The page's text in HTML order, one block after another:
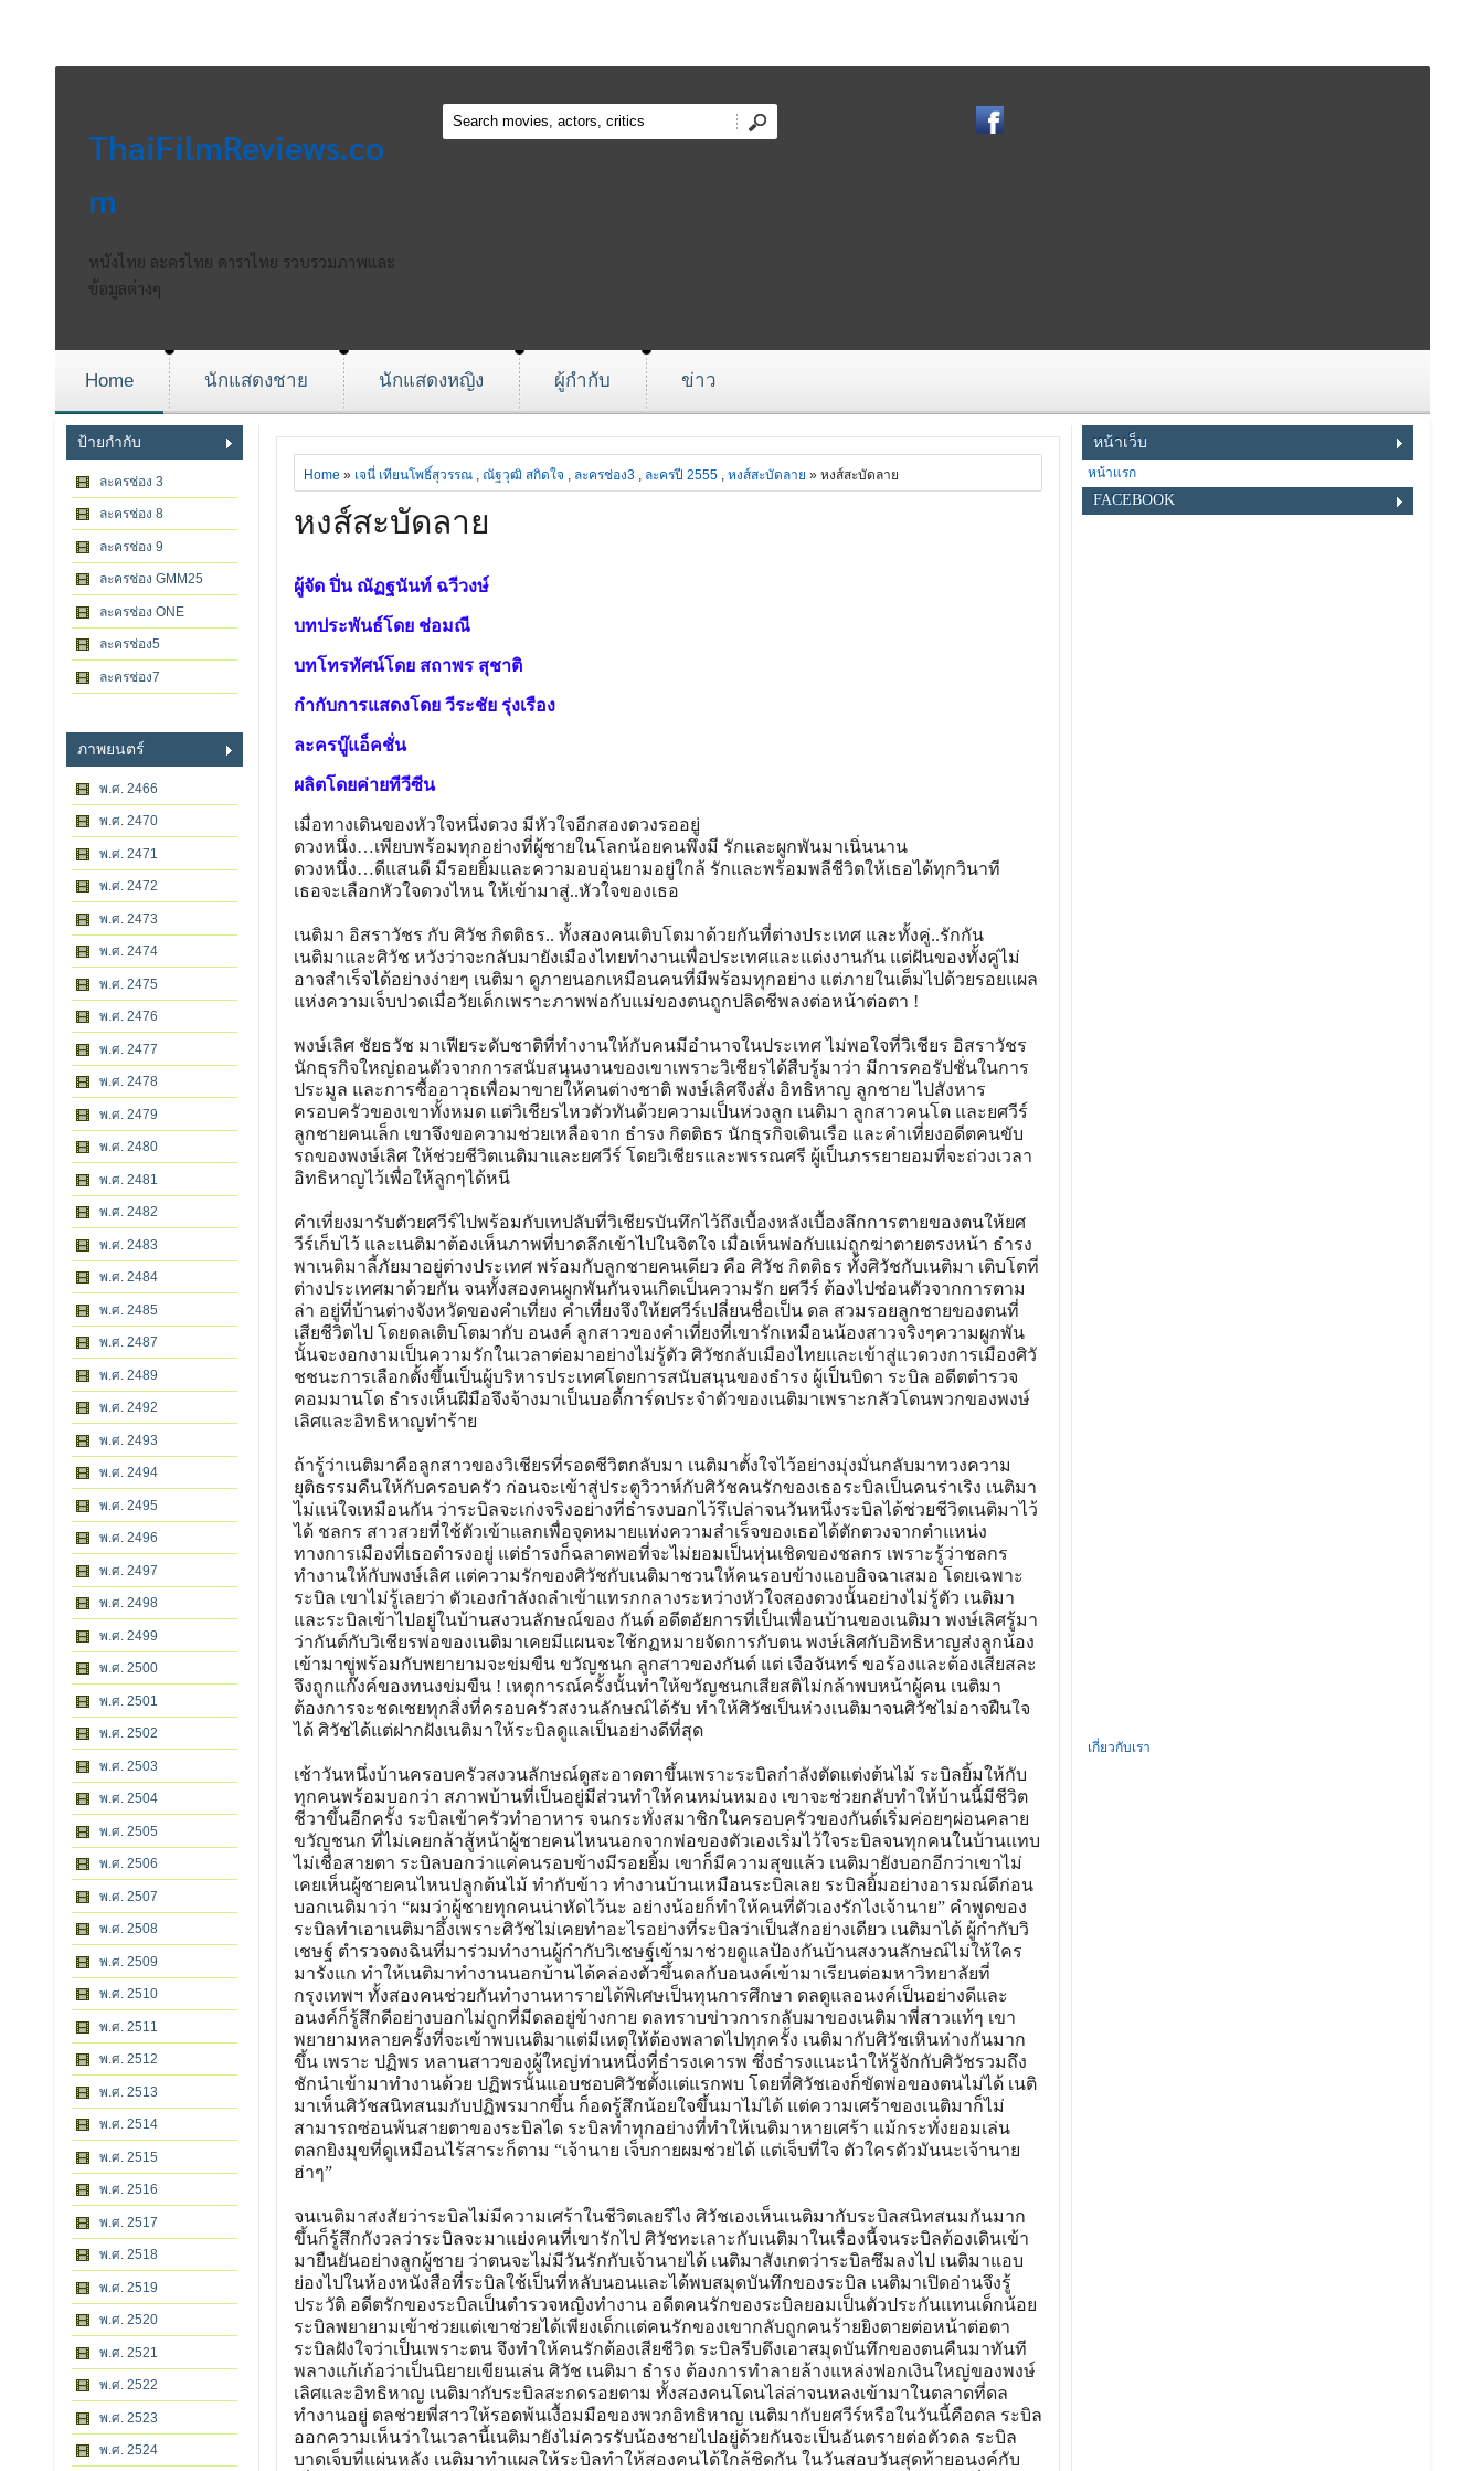
ThaiFilmReviews.co
m
หนังไทย ละครไทย ดาราไทย รวบรวมภาพและ
ข้อมูลต่างๆ
Home นักแสดงชาย นักแสดงหญิง ผู้กำกับ ข่าว
ป้ายกำกับ
ละครช่อง 3
ละครช่อง 8
ละครช่อง 9
ละครช่อง GMM25
ละครช่อง ONE
ละครช่อง5
ละครช่อง7
ภาพยนตร์
พ.ศ. 2466
พ.ศ. 2470
พ.ศ. 2471
พ.ศ. 2472
พ.ศ. 2473
พ.ศ. 2474
พ.ศ. 2475
พ.ศ. 2476
พ.ศ. 2477
พ.ศ. 2478
พ.ศ. 2479
พ.ศ. 2480
พ.ศ. 2481
พ.ศ. 2482
พ.ศ. 2483
พ.ศ. 2484
พ.ศ. 2485
พ.ศ. 2487
พ.ศ. 2489
พ.ศ. 2492
พ.ศ. 2493
พ.ศ. 2494
พ.ศ. 2495
พ.ศ. 2496
พ.ศ. 2497
พ.ศ. 2498
พ.ศ. 2499
พ.ศ. 2500
พ.ศ. 2501
พ.ศ. 2502
พ.ศ. 2503
พ.ศ. 2504
พ.ศ. 2505
พ.ศ. 2506
พ.ศ. 2507
พ.ศ. 2508
พ.ศ. 2509
พ.ศ. 2510
พ.ศ. 2511
พ.ศ. 2512
พ.ศ. 2513
พ.ศ. 2514
พ.ศ. 2515
พ.ศ. 2516
พ.ศ. 2517
พ.ศ. 2518
พ.ศ. 2519
พ.ศ. 2520
พ.ศ. 2521
พ.ศ. 2522
พ.ศ. 2523
พ.ศ. 2524
Home » เจนี่ เทียนโพธิ์สุวรรณ, ณัฐวุฒิ สกิดใจ , ละครช่อง3, ละครปี 2555, หงส์สะบัดลาย » หงส์สะบัดลาย
หงส์สะบัดลาย
ผู้จัด ปิ่น ณัฏฐนันท์ ฉวีวงษ์
บทประพันธ์โดย ช่อมณี
บทโทรทัศน์โดย สถาพร สุชาติ
กำกับการแสดงโดย วีระชัย รุ่งเรือง
ละครบู๊แอ็คชั่น
ผลิตโดยค่ายทีวีซีน
เมื่อทางเดินของหัวใจหนึ่งดวง มีหัวใจอีกสองดวงรออยู่
ดวงหนึ่ง…เพียบพร้อมทุกอย่างที่ผู้ชายในโลกน้อยคนพึงมี รักและผูกพันมาเนิ่นนาน
ดวงหนึ่ง…ดีแสนดี มีรอยยิ้มและความอบอุ่นยามอยู่ใกล้ รักและพร้อมพลีชีวิตให้เธอได้ทุกวินาที
เธอจะเลือกหัวใจดวงไหน ให้เข้ามาสู่..หัวใจของเธอ
เนติมา อิสราวัชร กับ ศิวัช กิตติธร.. ทั้งสองคนเติบโตมาด้วยกันที่ต่างประเทศ และทั้งคู่..รักกัน
เนติมาและศิวัช หวังว่าจะกลับมายังเมืองไทยทำงานเพื่อประเทศและแต่งงานกัน แต่ฝันของทั้งคู่ไม่
อาจสำเร็จได้อย่างง่ายๆ เนติมา ดูภายนอกเหมือนคนที่มีพร้อมทุกอย่าง แต่ภายในเต็มไปด้วยรอยแผล
แห่งความเจ็บปวดเมื่อวัยเด็กเพราะภาพพ่อกับแม่ของตนถูกปลิดชีพลงต่อหน้าต่อตา !
พงษ์เลิศ ชัยธวัช มาเฟียระดับชาติที่ทำงานให้กับคนมีอำนาจในประเทศ ไม่พอใจที่วิเชียร อิสราวัชร
นักธุรกิจใหญ่ถอนตัวจากการสนับสนุนงานของเขาเพราะวิเชียรได้สืบรู้มาว่า มีการคอรัปชั่นในการ
ประมูล และการซื้ออาวุธเพื่อมาขายให้คนต่างชาติ พงษ์เลิศจึงสั่ง อิทธิหาญ ลูกชาย ไปสังหาร
ครอบครัวของเขาทั้งหมด แต่วิเชียรไหวตัวทันด้วยความเป็นห่วงลูก เนติมา ลูกสาวคนโต และยศวีร์
ลูกชายคนเล็ก เขาจึงขอความช่วยเหลือจาก ธำรง กิตติธร นักธุรกิจเดินเรือ และคำเที่ยงอดีตคนขับ
รถของพงษ์เลิศ ให้ช่วยชีวิตเนติมาและยศวีร์ โดยวิเชียรและพรรณศรี ผู้เป็นภรรยายอมที่จะถ่วงเวลา
อิทธิหาญไว้เพื่อให้ลูกๆได้หนี
คำเที่ยงมารับตัวยศวีร์ไปพร้อมกับเทปลับที่วิเชียรบันทึกไว้ถึงเบื้องหลังเบื้องลึกการตายของตนให้ยศ
วีร์เก็บไว้ และเนติมาต้องเห็นภาพที่บาดลึกเข้าไปในจิตใจ เมื่อเห็นพ่อกับแม่ถูกฆ่าตายตรงหน้า ธำรง
พาเนติมาลี้ภัยมาอยู่ต่างประเทศ พร้อมกับลูกชายคนเดียว คือ ศิวัช กิตติธร ทั้งศิวัชกับเนติมา เติบโตที่
ต่างประเทศมาด้วยกัน จนทั้งสองคนผูกพันกันจนเกิดเป็นความรัก ยศวีร์ ต้องไปซ่อนตัวจากการตาม
ล่า อยู่ที่บ้านต่างจังหวัดของคำเที่ยง คำเที่ยงจึงให้ยศวีร์เปลี่ยนชื่อเป็น ดล สวมรอยลูกชายของตนที่
เสียชีวิตไป โดยดลเติบโตมากับ อนงค์ ลูกสาวของคำเที่ยงที่เขารักเหมือนน้องสาวจริงๆความผูกพัน
นั้นจะงอกงามเป็นความรักในเวลาต่อมาอย่างไม่รู้ตัว ศิวัชกลับเมืองไทยและเข้าสู่แวดวงการเมืองศิวั
ชชนะการเลือกตั้งขึ้นเป็นผู้บริหารประเทศโดยการสนับสนุนของธำรง ผู้เป็นบิดา ระบิล อดีตตำรวจ
คอมมานโด ธำรงเห็นฝีมือจึงจ้างมาเป็นบอดี้การ์ดประจำตัวของเนติมาเพราะกลัวโดนพวกของพงษ์
เลิศและอิทธิหาญทำร้าย
ถ้ารู้ว่าเนติมาคือลูกสาวของวิเชียรที่รอดชีวิตกลับมา เนติมาตั้งใจไว้อย่างมุ่งมั่นกลับมาทวงความ
ยุติธรรมคืนให้กับครอบครัว ก่อนจะเข้าสู่ประตูวิวาห์กับศิวัชคนรักของเธอระบิลเป็นคนร่าเริง เนติมา
ไม่แน่ใจเหมือนกัน ว่าระบิลจะเก่งจริงอย่างที่ธำรงบอกไว้รึเปล่าจนวันหนึ่งระบิลได้ช่วยชีวิตเนติมาไว้
ได้ ชลกร สาวสวยที่ใช้ตัวเข้าแลกเพื่อจุดหมายแห่งความสำเร็จของเธอได้ตักตวงจากตำแหน่ง
ทางการเมืองที่เธอดำรงอยู่ แต่ธำรงก็ฉลาดพอที่จะไม่ยอมเป็นหุ่นเชิดของชลกร เพราะรู้ว่าชลกร
ทำงานให้กับพงษ์เลิศ แต่ความรักของศิวัชกับเนติมาชวนให้คนรอบข้างแอบอิจฉาเสมอ โดยเฉพาะ
ระบิล เขาไม่รู้เลยว่า ตัวเองกำลังถลำเข้าแทรกกลางระหว่างหัวใจสองดวงนั้นอย่างไม่รู้ตัว เนติมา
และระบิลเข้าไปอยู่ในบ้านสงวนลักษณ์ของ กันต์ อดีตอัยการที่เป็นเพื่อนบ้านของเนติมา พงษ์เลิศรู้มา
ว่ากันต์กับวิเชียรพ่อของเนติมาเคยมีแผนจะใช้กฏหมายจัดการกับตน พงษ์เลิศกับอิทธิหาญส่งลูกน้อง
เข้ามาขู่พร้อมกับพยายามจะข่มขืน ขวัญชนก ลูกสาวของกันต์ แต่ เจือจันทร์ ขอร้องและต้องเสียสละ
จึงถูกแก๊งค์ของทนงข่มขืน ! เหตุการณ์ครั้งนั้นทำให้ขวัญชนกเสียสติไม่กล้าพบหน้าผู้คน เนติมา
ต้องการจะชดเชยทุกสิ่งที่ครอบครัวสงวนลักษณ์ได้รับ ทำให้ศิวัชเป็นห่วงเนติมาจนศิวัชไม่อาจฝืนใจ
ได้ ศิวัชได้แต่ฝากฝังเนติมาให้ระบิลดูแลเป็นอย่างดีที่สุด
เช้าวันหนึ่งบ้านครอบครัวสงวนลักษณ์ดูสะอาดตาขึ้นเพราะระบิลกำลังตัดแต่งต้นไม้ ระบิลยิ้มให้กับ
ทุกคนพร้อมบอกว่า สภาพบ้านที่เป็นอยู่มีส่วนทำให้คนหม่นหมอง เขาจะช่วยกลับทำให้บ้านนี้มีชีวิต
ชีวาขึ้นอีกครั้ง ระบิลเข้าครัวทำอาหาร จนกระทั่งสมาชิกในครอบครัวของกันต์เริ่มค่อยๆผ่อนคลาย
ขวัญชนก ที่ไม่เคยกล้าสู้หน้าผู้ชายคนไหนนอกจากพ่อของตัวเองเริ่มไว้ใจระบิลจนทุกคนในบ้านแทบ
ไม่เชื่อสายตา ระบิลบอกว่าแค่คนรอบข้างมีรอยยิ้ม เขาก็มีความสุขแล้ว เนติมายังบอกอีกว่าเขาไม่
เคยเห็นผู้ชายคนไหนปลูกต้นไม้ ทำกับข้าว ทำงานบ้านเหมือนระบิลเลย ระบิลยิ้มอย่างอารมณ์ดีก่อน
บอกเนติมาว่า “ผมว่าผู้ชายทุกคนน่าหัดไว้นะ อย่างน้อยก็ทำให้คนที่ตัวเองรักไงเจ้านาย” คำพูดของ
ระบิลทำเอาเนติมาอึ้งเพราะศิวัชไม่เคยทำอะไรอย่างที่ระบิลว่าเป็นสักอย่างเดียว เนติมาได้ ผู้กำกับวิ
เชษฐ์ ตำรวจตงฉินที่มาร่วมทำงานผู้กำกับวิเชษฐ์เข้ามาช่วยดูแลป้องกันบ้านสงวนลักษณ์ไม่ให้ใคร
มารังแก ทำให้เนติมาทำงานนอกบ้านได้คล่องตัวขึ้นดลกับอนงค์เข้ามาเรียนต่อมหาวิทยาลัยที่
กรุงเทพฯ ทั้งสองคนช่วยกันทำงานหารายได้พิเศษเป็นทุนการศึกษา ดลดูแลอนงค์เป็นอย่างดีและ
อนงค์ก็รู้สึกดีอย่างบอกไม่ถูกที่มีดลอยู่ข้างกาย ดลทราบข่าวการกลับมาของเนติมาพี่สาวแท้ๆ เขา
พยายามหลายครั้งที่จะเข้าพบเนติมาแต่มีเหตุให้ต้องพลาดไปทุกครั้ง เนติมากับศิวัชเหินห่างกันมาก
ขึ้น เพราะ ปฏิพร หลานสาวของผู้ใหญ่ท่านหนึ่งที่ธำรงเคารพ ซึ่งธำรงแนะนำให้รู้จักกับศิวัชรวมถึง
ชักนำเข้ามาทำงานด้วย ปฏิพรนั้นแอบชอบศิวัชตั้งแต่แรกพบ โดยที่ศิวัชเองก็ขัดพ่อของตนไม่ได้ เนติ
มาเห็นศิวัชสนิทสนมกับปฏิพรมากขึ้น ก็อดรู้สึกน้อยใจขึ้นมาไม่ได้ แต่ความเศร้าของเนติมาก็ไม่
สามารถซ่อนพ้นสายตาของระบิลได ระบิลทำทุกอย่างที่ทำให้เนติมาหายเศร้า แม้กระทั่งยอมเล่น
ตลกยิงมุขที่ดูเหมือนไร้สาระก็ตาม “เจ้านาย เจ็บกายผมช่วยได้ แต่เจ็บที่ใจ ตัวใครตัวมันนะเจ้านาย
ฮ่าๆ”
จนเนติมาสงสัยว่าระบิลไม่มีความเศร้าในชีวิตเลยรึไง ศิวัชเองเห็นเนติมากับระบิลสนิทสนมกันมาก
ขึ้นก็รู้สึกกังวลว่าระบิลจะมาแย่งคนที่เขารักไป ศิวัชทะเลาะกับเนติมาในเรื่องนี้จนระบิลต้องเดินเข้า
มายืนยันอย่างลูกผู้ชาย ว่าตนจะไม่มีวันรักกับเจ้านายได้ เนติมาสังเกตว่าระบิลซึมลงไป เนติมาแอบ
ย่องไปในห้องหนังสือที่ระบิลใช้เป็นที่หลับนอนและได้พบสมุดบันทึกของระบิล เนติมาเปิดอ่านจึงรู้
ประวัติ อดีตรักของระบิลเป็นตำรวจหญิงทำงาน อดีตคนรักของระบิลยอมเป็นตัวประกันแทนเด็กน้อย
ระบิลพยายามเข้าช่วยแต่เขาช่วยได้เพียงเด็กแต่คนรักของเขากลับถูกคนร้ายยิงตายต่อหน้าต่อตา
ระบิลฝังใจว่าเป็นเพราะตน จึงทำให้คนรักต้องเสียชีวิต ระบิลรีบดึงเอาสมุดบันทึกของตนคืนมาทันที
พลางแก้เก้อว่าเป็นนิยายเขียนเล่น ศิวัช เนติมา ธำรง ต้องการทำลายล้างแหล่งฟอกเงินใหญ่ของพงษ์
เลิศและอิทธิหาญ เนติมากับระบิลสะกดรอยตาม ทั้งสองคนโดนไล่ล่าจนหลงเข้ามาในตลาดที่ดล
ทำงานอยู่ ดลช่วยพี่สาวให้รอดพ้นเงื้อมมือของพวกอิทธิหาญ เนติมากับยศวีร์หรือในวันนี้คือดล ระบิล
ออกความเห็นว่าในเวลานี้เนติมายังไม่ควรรับน้องชายไปอยู่ด้วยกันจะเป็นอันตรายต่อตัวดล ระบิล
บาดเจ็บที่แผ่นหลัง เนติมาทำแผลให้ระบิลทำให้สองคนได้ใกล้ชิดกัน ในวันสอบวันสุดท้ายอนงค์กับ
หน้าเว็บ
หน้าแรก
FACEBOOK
เกี่ยวกับเรา